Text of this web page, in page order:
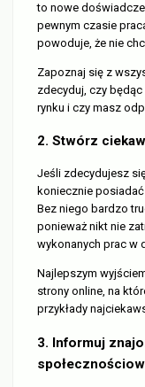
to nowe
pewnym czasie
powoduje, że nie
Zapoznaj się z
zdecyduj, czy
rynku i czy masz
2. Stwórz
Jeśli zdecydujesz
koniecznie
Bez niego bardzo
ponieważ nikt nie
wykonanych prac w
Najlepszym
strony online, na
przykłady
3. Informuj